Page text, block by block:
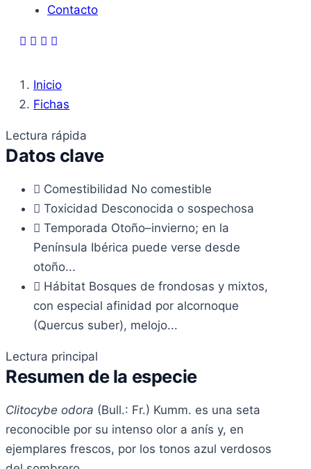
Contacto
Inicio
Fichas
Lectura rápida
Datos clave
Comestibilidad No comestible
Toxicidad Desconocida o sospechosa
Temporada Otoño–invierno; en la
Península Ibérica puede verse desde
otoño...
Hábitat Bosques de frondosas y mixtos,
con especial afinidad por alcornoque
(Quercus suber), melojo...
Lectura principal
Resumen de la especie
Clitocybe odora (Bull.: Fr.) Kumm. es una seta
reconocible por su intenso olor a anís y, en
ejemplares frescos, por los tonos azul verdosos